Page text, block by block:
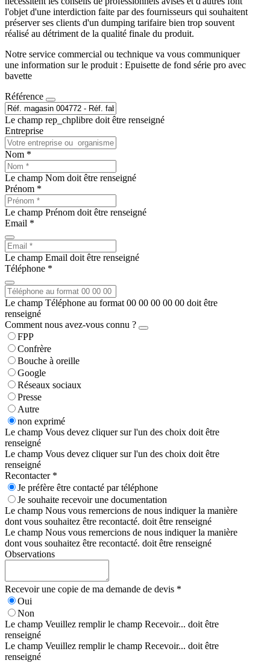
l'objet d'une interdiction faite par des fournisseurs qui souhaitent
préserver ses clients d'un dumping tarifaire bien trop souvent
réalisé au détriment de la qualité finale du produit.
Notre service commercial ou technique va vous communiquer
une information sur le produit : Epuisette de fond série pro avec
bavette
Référence
Le champ rep_chplibre doit être renseigné
Entreprise
Nom *
Le champ Nom doit être renseigné
Prénom *
Le champ Prénom doit être renseigné
Email *
Le champ Email doit être renseigné
Téléphone *
Le champ Téléphone au format 00 00 00 00 00 doit être
renseigné
Comment nous avez-vous connu ?
FPP
Confrère
Bouche à oreille
Google
Réseaux sociaux
Presse
Autre
non exprimé
Le champ Vous devez cliquer sur l'un des choix doit être
renseigné
Le champ Vous devez cliquer sur l'un des choix doit être
renseigné
Recontacter *
Je préfère être contacté par téléphone
Je souhaite recevoir une documentation
Le champ Nous vous remercions de nous indiquer la manière
dont vous souhaitez être recontacté. doit être renseigné
Le champ Nous vous remercions de nous indiquer la manière
dont vous souhaitez être recontacté. doit être renseigné
Observations
Recevoir une copie de ma demande de devis *
Oui
Non
Le champ Veuillez remplir le champ Recevoir... doit être
renseigné
Le champ Veuillez remplir le champ Recevoir... doit être
renseigné